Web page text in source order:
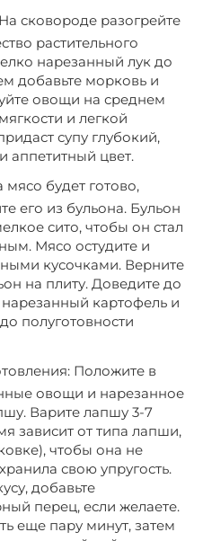
сковороде разогрейте
растительного
нарезанный лук до
добавьте морковь и
овощи на среднем
и легкой
супу глубокий,
аппетитный цвет.
мясо будет готово,
его из бульона. Бульон
сито, чтобы он стал
Мясо остудите и
кусочками. Верните
на плиту. Доведите до
картофель и
полуготовности
Положите в
овощи и нарезанное
Варите лапшу 3-7
зависит от типа лапши,
чтобы она не
свою упругость.
добавьте
перец, если желаете.
еще пару минут, затем